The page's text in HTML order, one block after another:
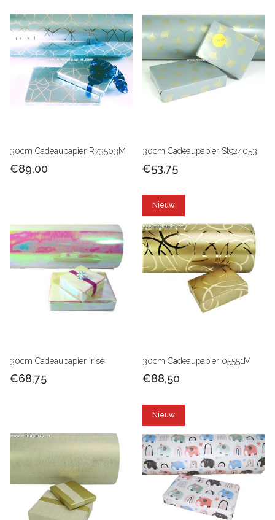
30cm Cadeaupapier R73503M
€89,00
30cm Cadeaupapier St924053
€53,75
30cm Cadeaupapier Irisé
€68,75
Nieuw
30cm Cadeaupapier 05551M
€88,50
Nieuw